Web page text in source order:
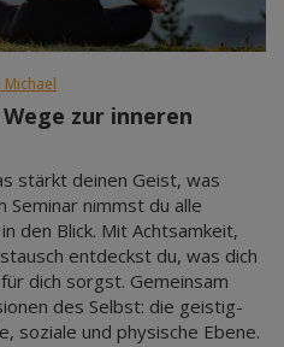
Michael
zur inneren
stärkt deinen Geist, was
nimmst du alle
den Blick. Mit Achtsamkeit,
entdeckst du, was dich
dich sorgst. Gemeinsam
des Selbst: die geistig-
soziale und physische Ebene.